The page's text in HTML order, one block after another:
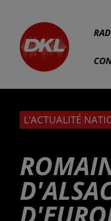
L'ACTUALITÉ